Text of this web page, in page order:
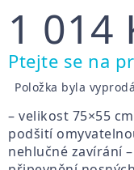
1 014
Měrná
cena:
Ptejte se na
Položka byla
– velikost 75×55
podšití
nehlučné zavírání